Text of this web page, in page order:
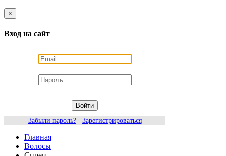
×
Вход на сайт
Войти
Забыли пароль?
Зарегистрироваться
Главная
Волосы